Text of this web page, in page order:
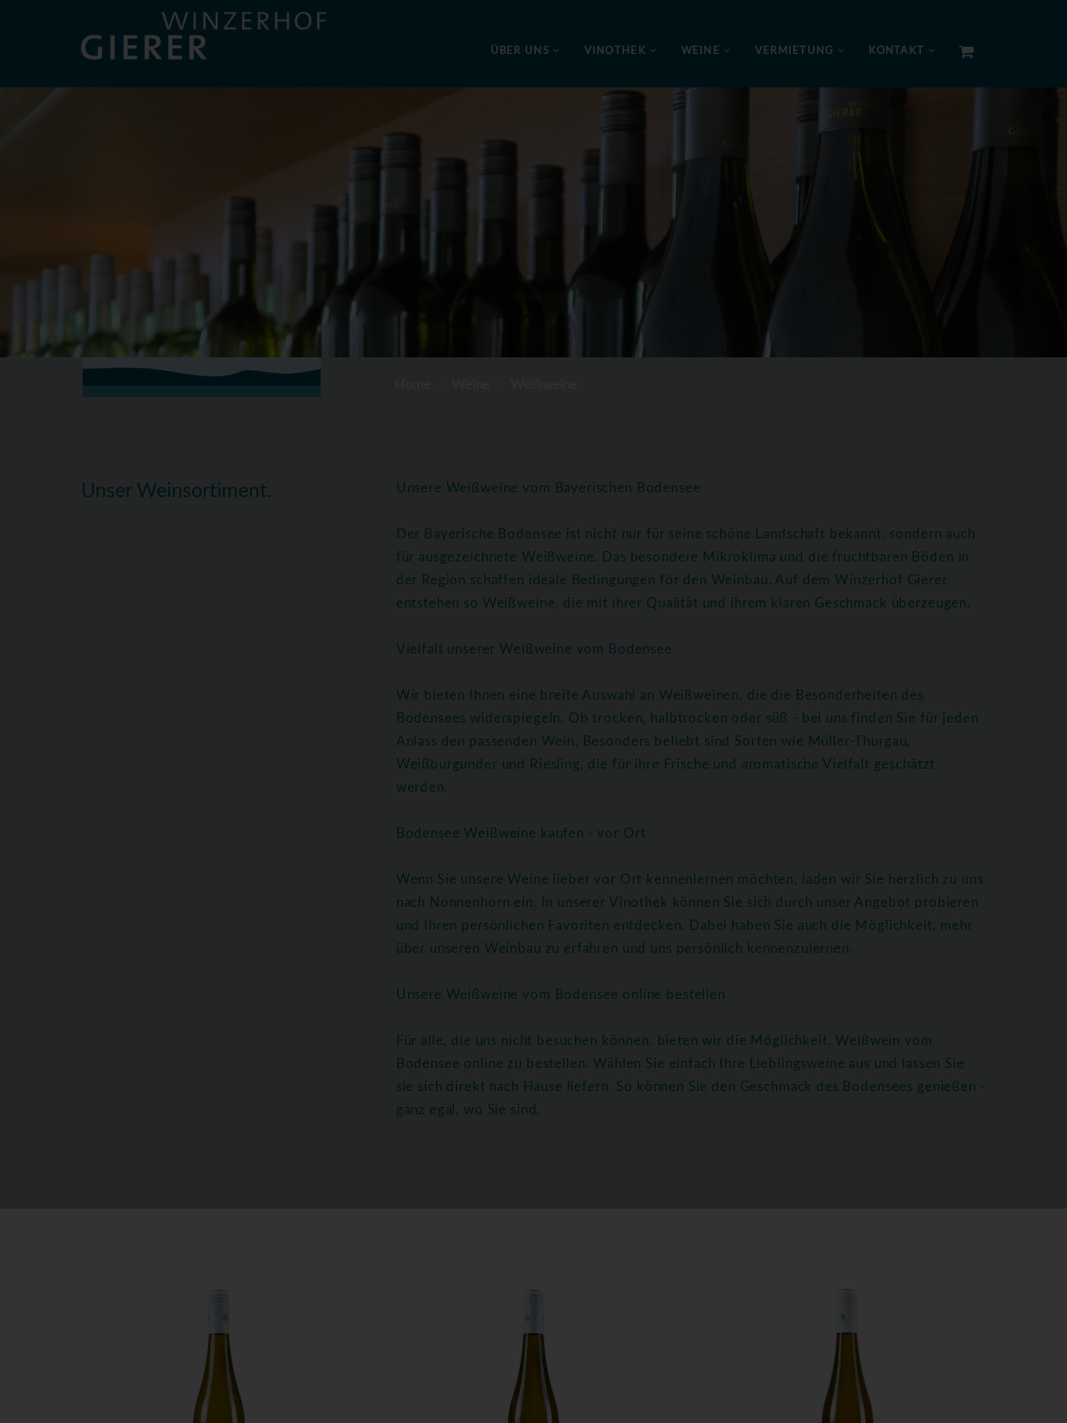
ÜBER UNS VINOTHEK WEINE VERMIETUNG KONTAKT
Unser Weinsortiment. Unsere Weißweine vom Bayerischen Bodensee
Der Bayerische Bodensee ist nicht nur für seine schöne Landschaft bekannt, sondern auch
für ausgezeichnete Weißweine. Das besondere Mikroklima und die fruchtbaren Böden in
der Region schaffen ideale Bedingungen för den Weinbau. Auf dem Winzerhof Gierer
entstehen so Weißweine, die mit ihrer Qualität und ihrem klaren Geschmack überzeugen.
Vielfalt unserer Weißweine vom Bodensee
Wir bieten Ihnen eine breite Auswahl an Weißweinen, die die Besonderheiten des
Bodensees widerspiegeln. Ob trocken, halbtrocken oder süß - bei uns finden Sie für jeden
Anlass den passenden Wein. Besonders beliebt sind Sorten wie Müller-Thurgau,
Weißburgunder und Riesling, die für ihre Frische und aromatische Vielfalt geschätzt
werden.
Bodensee Weißweine kaufen - vor Ort
Wenn Sie unsere Weine lieber vor Ort kennenlernen möchten, laden wir Sie herzlich zu uns
nach Nonnenhorn ein. In unserer Vinothek können Sie sich durch unser Angebot probieren
und Ihren persönlichen Favoriten entdecken. Dabei haben Sie auch die Möglichkeit, mehr
über unseren Weinbau zu erfahren und uns persönlich kennenzulernen.
Unsere Weißweine vom Bodensee online bestellen
Für alle, die uns nicht besuchen können, bieten wir die Möglichkeit, Weißwein vom
Bodensee online zu bestellen. Wählen Sie einfach Ihre Lieblingsweine aus und lassen Sie
sie sich direkt nach Hause liefern. So können Sie den Geschmack des Bodensees genießen -
ganz egal, wo Sie sind.